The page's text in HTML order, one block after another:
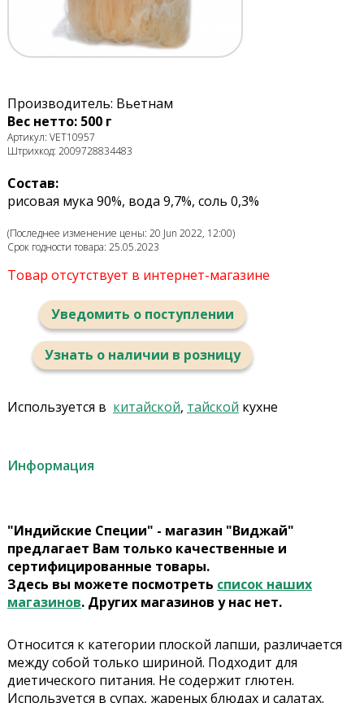
Производитель: Вьетнам
Вес нетто: 500 г
Артикул: VET10957
Штрихкод: 2009728834483
Состав:
рисовая мука 90%, вода 9,7%, соль 0,3%
(Последнее изменение цены: 20 Jun 2022, 12:00)
Срок годности товара: 25.05.2023
Товар отсутствует в интернет-магазине
Уведомить о поступлении
Узнать о наличии в розницу
Используется в китайской, тайской кухне
Информация
"Индийские Специи" - магазин "Виджай"
предлагает Вам только качественные и
сертифицированные товары.
Здесь вы можете посмотреть список наших
магазинов. Других магазинов у нас нет.
Относится к категории плоской лапши, различается
между собой только шириной. Подходит для
диетического питания. Не содержит глютен.
Используется в супах, жареных блюдах и салатах.